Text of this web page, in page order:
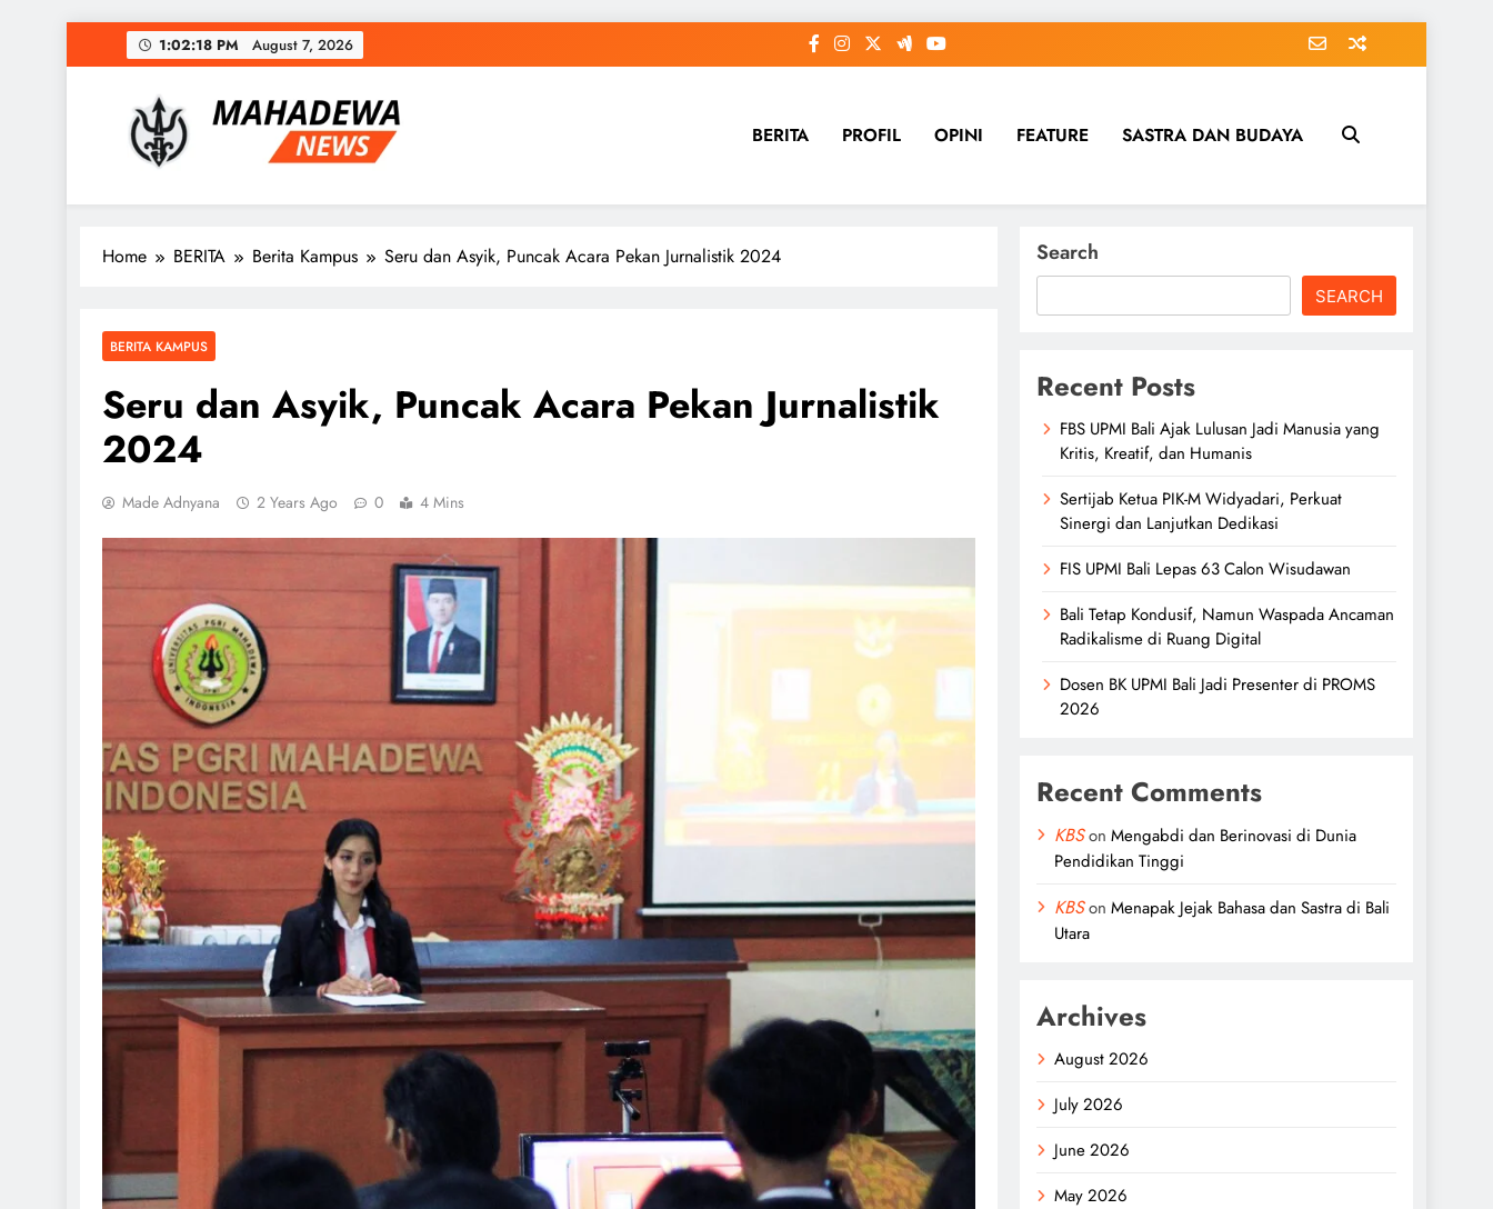
to
1:02:19 PM August 7, 2026
MAHADEWA NEWS
Berita Hari Ini, Untuk Masa Depan
BERITA PROFIL OPINI FEATURE SASTRA DAN BUDAYA
Home BERITA Berita Kampus Seru dan Asyik, Puncak Acara Pekan Jurnalistik 2024
BERITA KAMPUS
Seru dan Asyik, Puncak Acara Pekan Jurnalistik
2024
Made Adnyana 2 Years Ago 0 4 Mins
Search
SEARCH
Recent Posts
FBS UPMI Bali Ajak Lulusan Jadi Manusia yang
Kritis, Kreatif, dan Humanis
Sertijab Ketua PIK-M Widyadari, Perkuat
Sinergi dan Lanjutkan Dedikasi
FIS UPMI Bali Lepas 63 Calon Wisudawan
Bali Tetap Kondusif, Namun Waspada Ancaman
Radikalisme di Ruang Digital
Dosen BK UPMI Bali Jadi Presenter di PROMS
2026
Recent Comments
KBSon Mengabdi dan Berinovasi di Dunia
Pendidikan Tinggi
KBSon Menapak Jejak Bahasa dan Sastra di Bali
Utara
Archives
August 2026
July 2026
June 2026
May 2026